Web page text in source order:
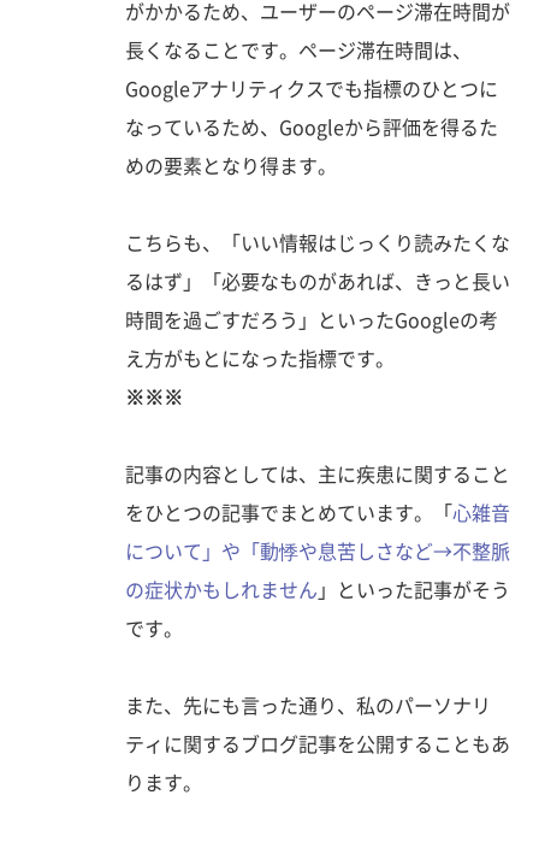
がかかるため、ユーザーのページ滞在時間が
長くなることです。ページ滞在時間は、
Googleアナリティクスでも指標のひとつに
なっているため、Googleから評価を得るた
めの要素となり得ます。
こちらも、「いい情報はじっくり読みたくな
るはず」「必要なものがあれば、きっと長い
時間を過ごすだろう」といったGoogleの考
え方がもとになった指標です。
※※※
記事の内容としては、主に疾患に関すること
をひとつの記事でまとめています。「 心雑音
について」や「 動悸や息苦しさなど→不整脈
の症状かもしれません 」といった記事がそう
です。
また、先にも言った通り、私のパーソナリ
ティに関するブログ記事を公開することもあ
ります。